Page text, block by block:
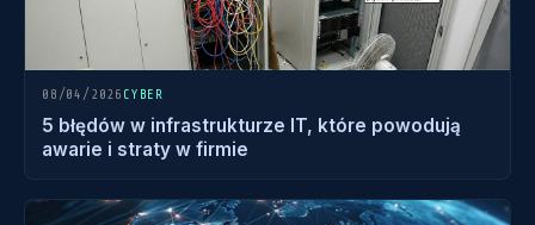
08/04/2026 CYBER
5 błędów w infrastrukturze IT, które powodują
awarie i straty w firmie